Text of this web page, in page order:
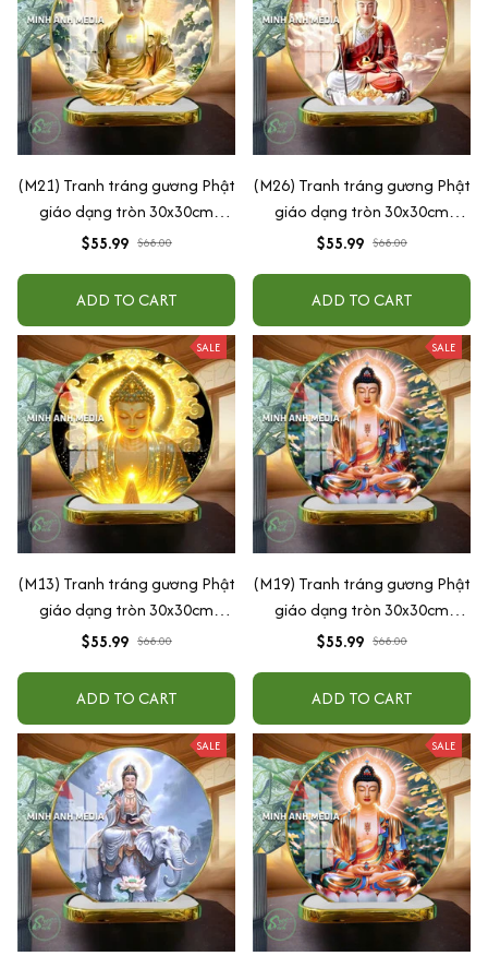
(M21) Tranh tráng gương Phật
giáo dạng tròn 30x30cm
(Tặng đế để bàn)
$55.99 $68.00
ADD TO CART
(M26) Tranh tráng gương Phật
giáo dạng tròn 30x30cm
(Tặng đế để bàn)
$55.99 $68.00
ADD TO CART
SALE
(M13) Tranh tráng gương Phật
giáo dạng tròn 30x30cm
(Tặng đế để bàn)
$55.99 $68.00
ADD TO CART
SALE
(M19) Tranh tráng gương Phật
giáo dạng tròn 30x30cm
(Tặng đế để bàn)
$55.99 $68.00
ADD TO CART
SALE SALE